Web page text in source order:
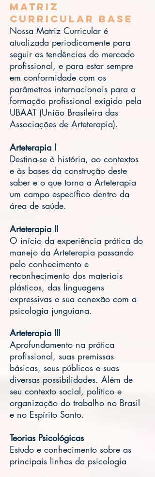
Matriz
Curricular Base
Nossa Matriz Curricular é
atualizada periodicamente para
seguir as tendências do mercado
profissional, e para estar sempre
em conformidade com os
parâmetros internacionais para a
formação profissional exigido pela
UBAAT (União Brasileira das
Associações de Arteterapia).
Arteterapia I
Destina-se à história, ao contextos
e às bases da construção deste
saber e o que torna a Arteterapia
um campo específico dentro da
área de saúde.
Arteterapia II
O início da experiência prática do
manejo da Arteterapia passando
pelo conhecimento e
reconhecimento dos materiais
plásticos, das linguagens
expressivas e sua conexão com a
psicologia junguiana.
Arteterapia III
Aprofundamento na prática
profissional, suas premissas
básicas, seus públicos e suas
diversas possibilidades. Além de
seu contexto social, político e
organização do trabalho no Brasil
e no Espírito Santo.
Teorias Psicológicas
Estudo e conhecimento sobre as
principais linhas da psicologia